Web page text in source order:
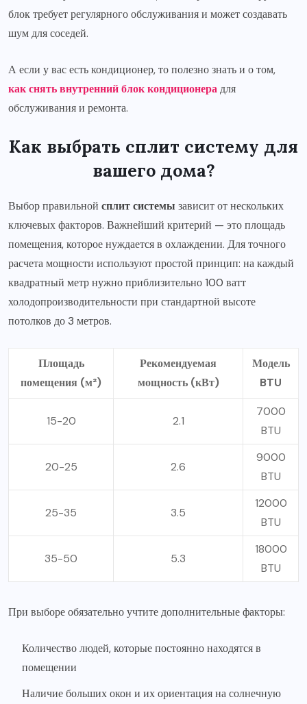
блок требует регулярного обслуживания и может создавать
шум для соседей.
А если у вас есть кондиционер, то полезно знать и о том,
как снять внутренний блок кондиционерадля
обслуживания и ремонта.
Как выбрать сплит систему для
вашего дома?
Выбор правильной сплит системы зависит от нескольких
ключевых факторов. Важнейший критерий — это площадь
помещения, которое нуждается в охлаждении. Для точного
расчета мощности используют простой принцип: на каждый
квадратный метр нужно приблизительно 100 ватт
холодопроизводительности при стандартной высоте
потолков до 3 метров.
Площадь
помещения (м²)
Рекомендуемая
мощность (кВт)
Модель
BTU
15-20 2.1
7000
BTU
20-25 2.6
9000
BTU
25-35 3.5
12000
BTU
35-50 5.3
18000
BTU
При выборе обязательно учтите дополнительные факторы:
Количество людей, которые постоянно находятся в
помещении
Наличие больших окон и их ориентация на солнечную